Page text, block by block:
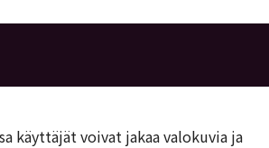
käyttäjät voivat jakaa valokuvia ja